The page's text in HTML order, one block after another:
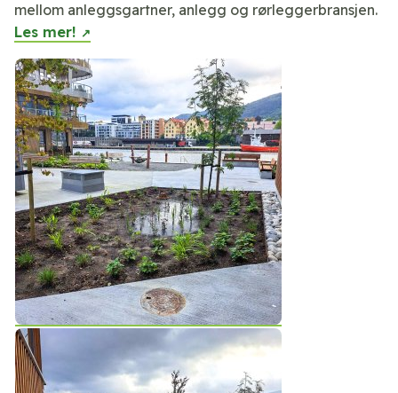
mellom anleggsgartner, anlegg og rørleggerbransjen.
Les mer!